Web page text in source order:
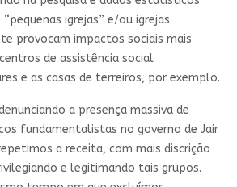
igrejas” e/ou igrejas
provocam impactos sociais mais
de assistência social
e as casas de terreiros, por exemplo.
a presença massiva de
fundamentalistas no governo de Jair
a receita, com mais discrição
e legitimando tais grupos.